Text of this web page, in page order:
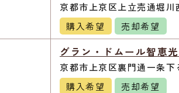
京都市上京区上立売通堀
購入希望
売却希望
グラン・ドムール智恵
京都市上京区裏門通一条
購入希望
売却希望